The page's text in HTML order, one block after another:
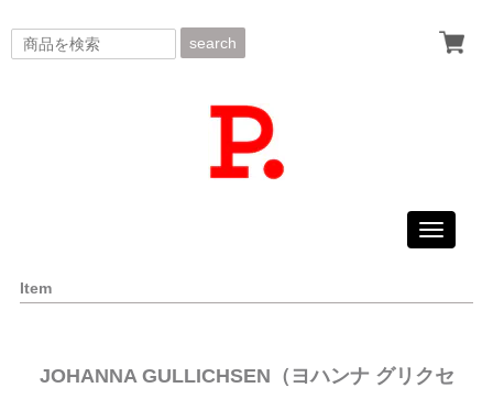
search
Toggle
Item
JOHANNA GULLICHSEN（ヨハンナ グリクセ